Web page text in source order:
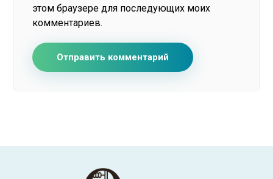
этом браузере для последующих моих
комментариев.
Отправить комментарий